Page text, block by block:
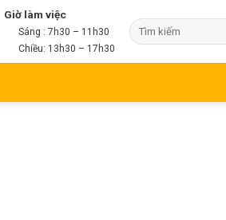
Giờ làm việc
Sáng : 7h30 – 11h30
Chiều: 13h30 – 17h30